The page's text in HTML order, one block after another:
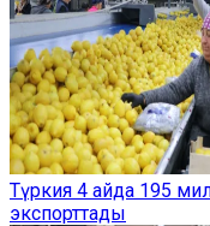
Түркия 4 айда 195
экспорттады